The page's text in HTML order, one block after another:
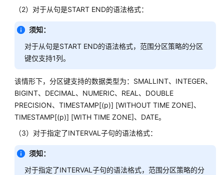
COMMENT
|
PREPARED
COPY
CREATE
AGGREGATE
CREATE
（2）对于从句是START END的语法格式：
须知：
对于从句是START END的语法格式，范围分区策略的分区
键仅支持1列。
该情形下，分区键支持的数据类型为：SMALLINT、INTEGER、
BIGINT、DECIMAL、NUMERIC、REAL、DOUBLE
PRECISION、TIMESTAMP[(p)] [WITHOUT TIME ZONE]、
TIMESTAMP[(p)] [WITH TIME ZONE]、DATE。
（3）对于指定了INTERVAL子句的语法格式：
须知：
对于指定了INTERVAL子句的语法格式，范围分区策略的分